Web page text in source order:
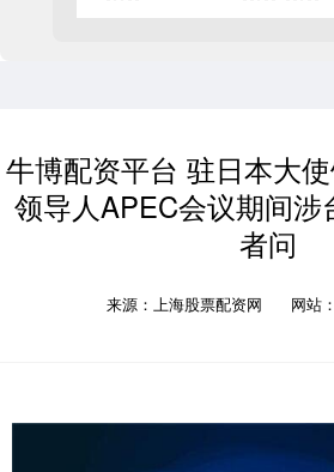
牛博配资平台 驻日本大
领导人APEC会议期间涉
者问
来源：上海股票配资网 网站